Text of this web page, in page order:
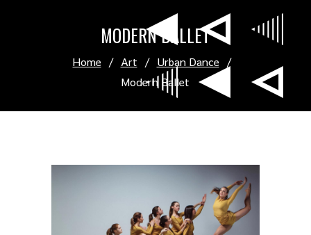
MODERN BALLET
Home/ Art / Urban Dance/
Modern Ballet